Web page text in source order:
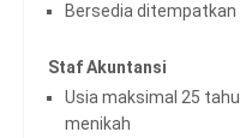
Bersedia ditempatkan
Staf Akuntansi
Usia maksimal 25
menikah